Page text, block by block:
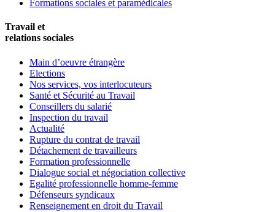
Formations sociales et paramédicales
Travail et
relations sociales
Main d’oeuvre étrangère
Elections
Nos services, vos interlocuteurs
Santé et Sécurité au Travail
Conseillers du salarié
Inspection du travail
Actualité
Rupture du contrat de travail
Détachement de travailleurs
Formation professionnelle
Dialogue social et négociation collective
Egalité professionnelle homme-femme
Défenseurs syndicaux
Renseignement en droit du Travail